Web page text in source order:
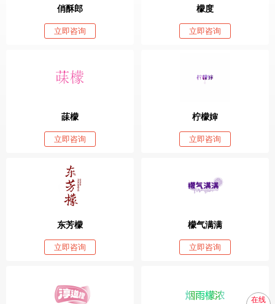
俏酥郎
立即咨询
檬度
立即咨询
菋檬
立即咨询
柠檬婶
立即咨询
东芳檬
立即咨询
檬气满满
立即咨询
在线